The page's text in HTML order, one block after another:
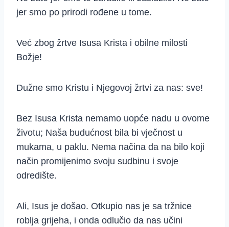
jer smo po prirodi rođene u tome.
Već zbog žrtve Isusa Krista i obilne milosti
Božje!
Dužne smo Kristu i Njegovoj žrtvi za nas: sve!
Bez Isusa Krista nemamo uopće nadu u ovome
životu; Naša budućnost bila bi vječnost u
mukama, u paklu. Nema načina da na bilo koji
način promijenimo svoju sudbinu i svoje
odredište.
Ali, Isus je došao. Otkupio nas je sa tržnice
roblja grijeha, i onda odlučio da nas učini